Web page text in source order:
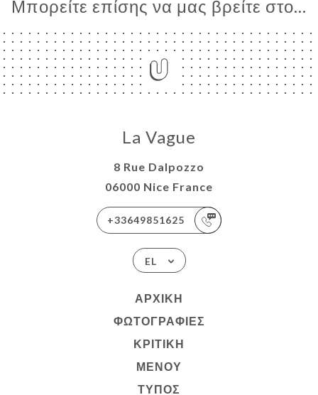
Μπορείτε επίσης να μας βρείτε στο...
La Vague
8 Rue Dalpozzo
06000 Nice France
+33649851625
EL
ΑΡΧΙΚΉ
ΦΩΤΟΓΡΑΦΊΕΣ
ΚΡΙΤΙΚΉ
ΜΕΝΟΎ
ΤΎΠΟΣ